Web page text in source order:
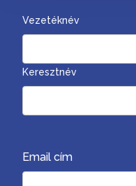
Vezetéknév
Keresztnév
Email cím